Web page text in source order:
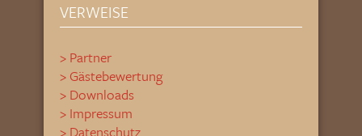
VERWEISE
> Partner
> Gästebewertung
> Downloads
> Impressum
> Datenschutz